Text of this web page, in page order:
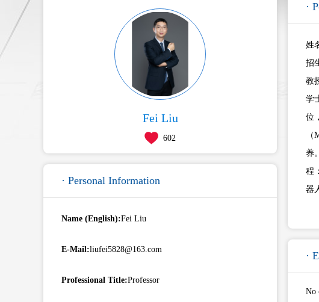
Fei Liu
602
· Personal Information
Name (English):Fei Liu
E-Mail:liufei5828@163.com
Professional Title:Professor
·
姓
招
教
学
位
养
程
器
·
No